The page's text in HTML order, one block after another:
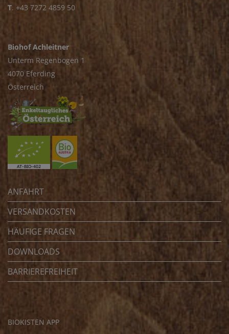
T. +43 7272 4859 50
Biohof Achleitner
Unterm Regenbogen 1
4070 Eferding
Österreich
ANFAHRT
VERSANDKOSTEN
HÄUFIGE FRAGEN
DOWNLOADS
BARRIEREFREIHEIT
BIOKISTEN APP